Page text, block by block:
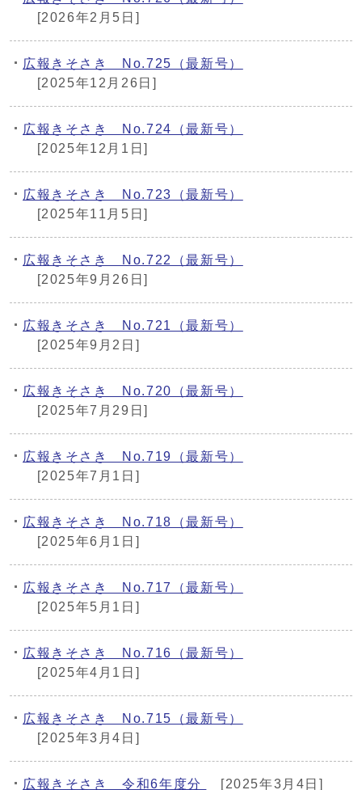
[2026年2月5日]
広報きそさき No.725（最新号）
[2025年12月26日]
広報きそさき No.724（最新号）
[2025年12月1日]
広報きそさき No.723（最新号）
[2025年11月5日]
広報きそさき No.722（最新号）
[2025年9月26日]
広報きそさき No.721（最新号）
[2025年9月2日]
広報きそさき No.720（最新号）
[2025年7月29日]
広報きそさき No.719（最新号）
[2025年7月1日]
広報きそさき No.718（最新号）
[2025年6月1日]
広報きそさき No.717（最新号）
[2025年5月1日]
広報きそさき No.716（最新号）
[2025年4月1日]
広報きそさき No.715（最新号）
[2025年3月4日]
広報きそさき 令和6年度分 [2025年3月4日]